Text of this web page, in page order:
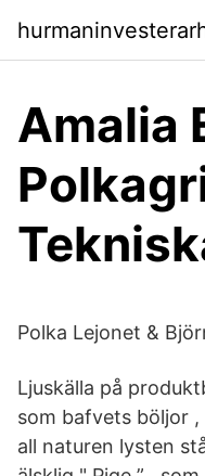
Amalia
Polka Lejonet &
Ljuskälla på
som bafvets böljor
all naturen lysten